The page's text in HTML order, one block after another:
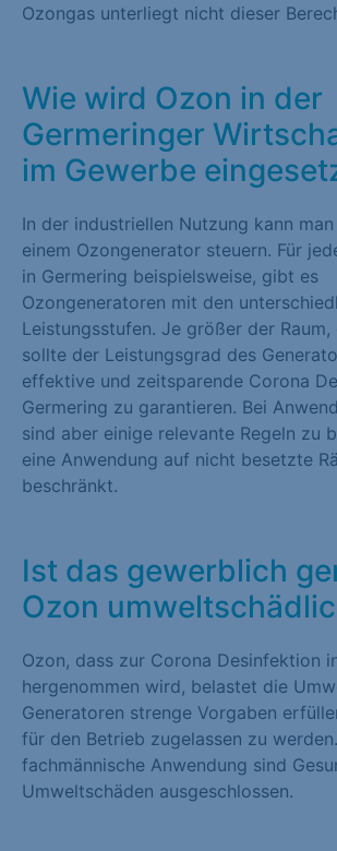
Ozongas unterliegt nicht dieser
Wie wird Ozon in der
Germeringer
im Gewerbe
In der industriellen Nutzung kann
einem Ozongenerator steuern. Für
in Germering beispielsweise, gibt es
Ozongeneratoren mit den
Leistungsstufen. Je größer der
sollte der Leistungsgrad des
effektive und zeitsparende Corona
Germering zu garantieren. Bei
sind aber einige relevante Regeln zu
eine Anwendung auf nicht besetzte
beschränkt.
Ist das gewerblich
Ozon
Ozon, dass zur Corona Desinfektion
hergenommen wird, belastet die
Generatoren strenge Vorgaben
für den Betrieb zugelassen zu
fachmännische Anwendung sind
Umweltschäden ausgeschlossen.